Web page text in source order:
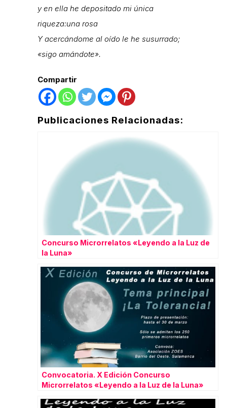
y en ella he depositado mi única
riqueza:una rosa
Y acercándome al oído le he susurrado;
«sigo amándote».
Compartir
Publicaciones Relacionadas:
Concurso Microrrelatos «Leyendo a la Luz de
la Luna»
Convocatoria. X Edición Concurso
Microrrelatos «Leyendo a la Luz de la Luna»